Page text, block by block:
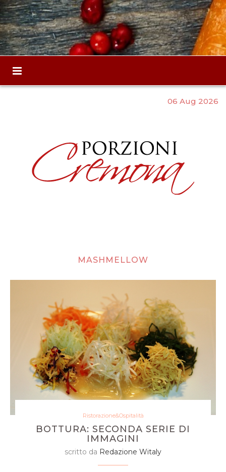
06 Aug 2026
MASHMELLOW
Ristorazione&Ospitalità
BOTTURA: SECONDA SERIE DI
IMMAGINI
scritto da Redazione Witaly